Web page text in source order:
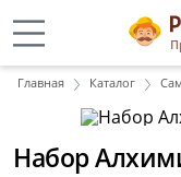
Главная Каталог
Набор